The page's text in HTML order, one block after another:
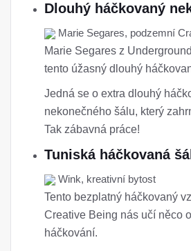
Dlouhý háčkovaný
Marie Segares, podzemní
Marie Segares z
tento úžasný dlouhý
Jedná se o extra dlouhý
nekonečného šálu, který
Tak zábavná práce!
Tuniská háčkovaná
Wink, kreativní bytost
Tento bezplatný háčkovaný
Creative Being nás učí něco
háčkování.